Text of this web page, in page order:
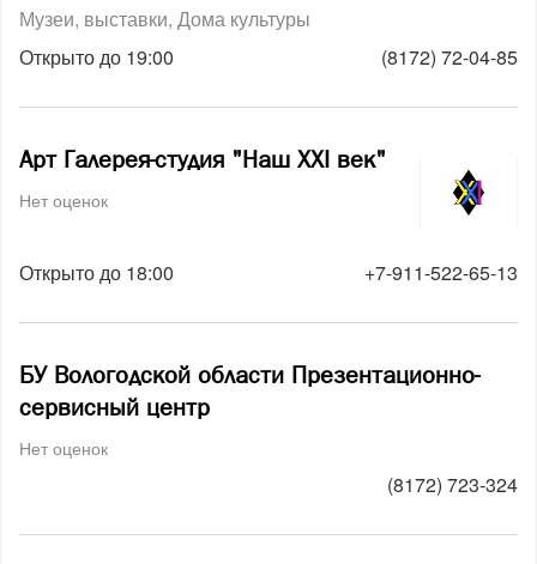
Музеи, выставки Дома культуры
Открыто до 19:00
(8172) 72-04-85
Арт Галерея-студия "Наш XXI век"
Нет оценок
Открыто до 18:00 +7-911-522-65-13
БУ Вологодской области Презентационно-
сервисный центр
Нет оценок
(8172) 723-324